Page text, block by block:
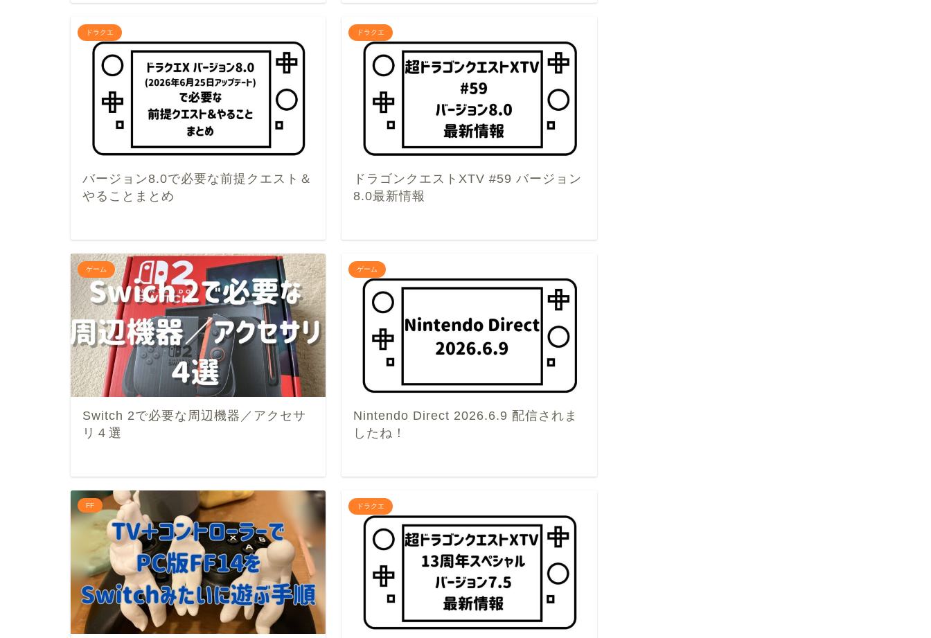
ドラクエ
バージョン8.0で必要な前提クエスト＆
やることまとめ
ドラクエ
ドラゴンクエストXTV #59 バージョン
8.0最新情報
ゲーム
Switch 2で必要な周辺機器／アクセサ
リ４選
ゲーム
Nintendo Direct 2026.6.9 配信されま
したね！
FF ドラクエ